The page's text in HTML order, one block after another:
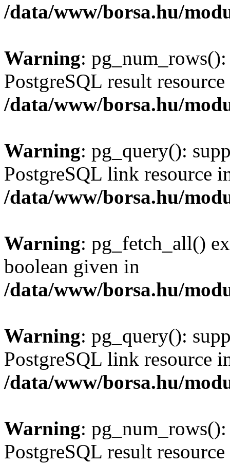
/data/www/borsa.hu/
Warning:
PostgreSQL result
/data/www/borsa.hu/
Warning: pg_query():
PostgreSQL link resource
/data/www/borsa.hu/
Warning: pg_fetch_all()
boolean given in
/data/www/borsa.hu/
Warning: pg_query():
PostgreSQL link resource
/data/www/borsa.hu/
Warning:
PostgreSQL result